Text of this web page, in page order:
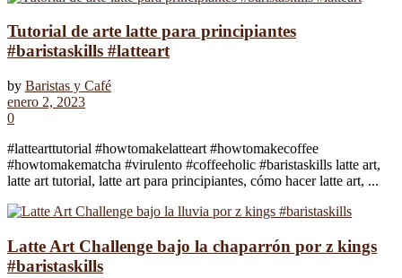
Tutorial de arte latte para principiantes
#baristaskills #latteart
by Baristas y Café
enero 2, 2023
0
#lattearttutorial #howtomakelatteart #howtomakecoffee
#howtomakematcha #virulento #coffeeholic #baristaskills latte art,
latte art tutorial, latte art para principiantes, cómo hacer latte art, ...
Latte Art Challenge bajo la chaparrón por z kings
#baristaskills